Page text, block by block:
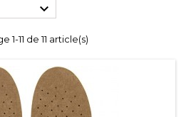

1-11 de 11 article(s)